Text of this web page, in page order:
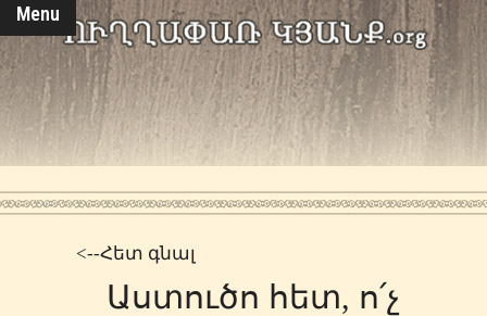
Menu
<--Հետ գնալ
Աստուծո հետ, ո՛չ